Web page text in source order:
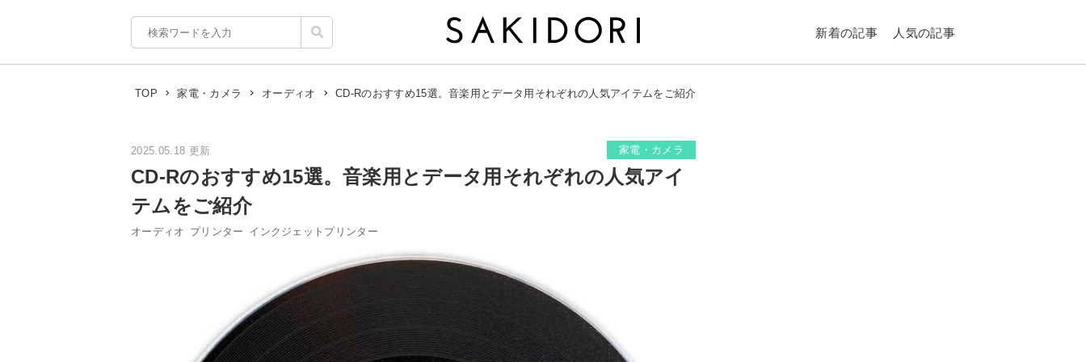
新着の記事 人気の記事
TOP 家電・カメラ オーディオ CD-Rのおすすめ15選。音楽用とデータ用それぞれの人気アイテムをご紹介
2025.05.18 更新 家電・カメラ
CD-Rのおすすめ15選。音楽用とデータ用それぞれの人気アイ
テムをご紹介
オーディオ プリンター インクジェットプリンター